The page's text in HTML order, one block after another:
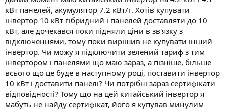
кВт панелей, акумулятор 7.2 кВт/г. Хотів купувати
інвертор 10 кВт гібридний і панелей доставляти до 10
кВт, але дочекався поки підняли ціни в зв'язку з
відключеннями, тому поки вирішив не купувати інший
інвертор. Чи можу я підключити зелений тариф з тим
інвертором і панелями що маю зараз, а пізніше, більше
всього що це буде в наступному році, поставити інвертор
10 кВт і доставити панелі? Чи потрібні зараз сертифікати
відповідності? Тому що на цей китайський інвертор я
мабуть не найду сертифікат, його я купував минулим